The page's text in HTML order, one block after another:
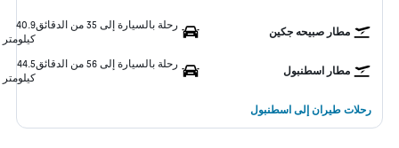
مطار صبيحه جكين
رحلة بالسيارة إلى 35 من الدقائق
40.9
كيلومتر
مطار اسطنبول
رحلة بالسيارة إلى 56 من الدقائق
44.5
كيلومتر
رحلات طيران إلى اسطنبول